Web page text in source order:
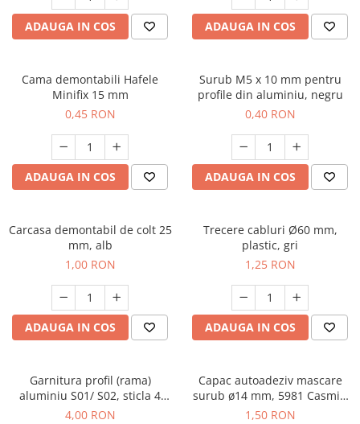
ADAUGA IN COS ADAUGA IN COS
Cama demontabili Hafele
Minifix 15 mm
0,45 RON
ADAUGA IN COS
Surub M5 x 10 mm pentru
profile din aluminiu, negru
0,40 RON
ADAUGA IN COS
Carcasa demontabil de colt 25
mm, alb
1,00 RON
ADAUGA IN COS
Trecere cabluri Ø60 mm,
plastic, gri
1,25 RON
ADAUGA IN COS
Garnitura profil (rama)
aluminiu S01/ S02, sticla 4
mm - 1 m
4,00 RON
Capac autoadeziv mascare
surub ø14 mm, 5981 Casmir,
folie 25 buc
1,50 RON